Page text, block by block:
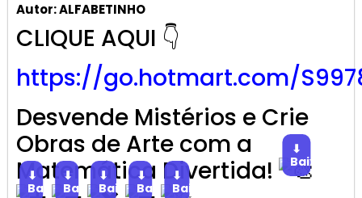
Autor: ALFABETINHO
CLIQUE AQUI 👇
https://go.hotmart.com/
Desvende Mistérios e Crie
Obras de Arte com a
Matemática Divertida!
⬇
Baixar
⬇
Baixar
⬇
Baixar
⬇
Baixar
⬇
Baixar
⬇
Baixar